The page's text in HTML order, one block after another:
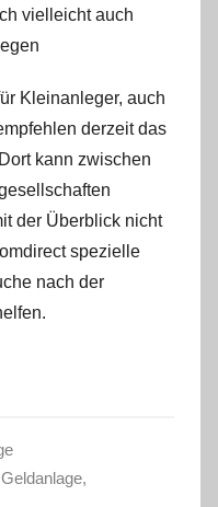
vielleicht auch
Kleinanleger, auch
derzeit das
kann zwischen
der Überblick nicht
spezielle
nach der
Geldanlage,